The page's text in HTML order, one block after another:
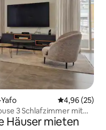
4,96 (25)
3 Schlafzimmer mit
Häuser mieten